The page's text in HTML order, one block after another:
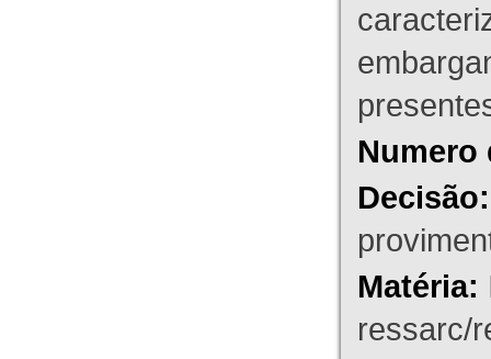
Numero
Decisão:
Matéria:
ressarc/